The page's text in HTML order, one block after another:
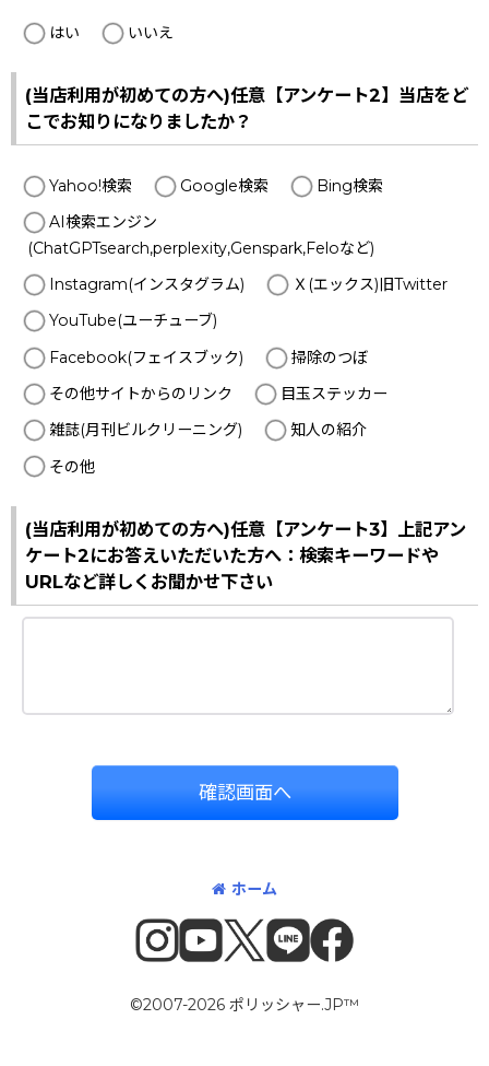
はい いいえ
(当店利用が初めての方へ)任意【アンケート2】当店をど
こでお知りになりましたか？
Yahoo!検索 Google検索
Bing検索
AI検索エンジン
(ChatGPTsearch,perplexity,Genspark,Feloなど)
Instagram(インスタグラム)
Ｘ(エックス)旧Twitter
YouTube(ユーチューブ)
Facebook(フェイスブック)
掃除のつぼ
その他サイトからのリンク
目玉ステッカー
雑誌(月刊ビルクリーニング)
知人の紹介
その他
(当店利用が初めての方へ)任意【アンケート3】上記アン
ケート2にお答えいただいた方へ：検索キーワードや
URLなど詳しくお聞かせ下さい
確認画面へ
ホーム
©2007-2026 ポリッシャー.JP™